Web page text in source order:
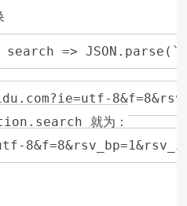
search =>
就为：